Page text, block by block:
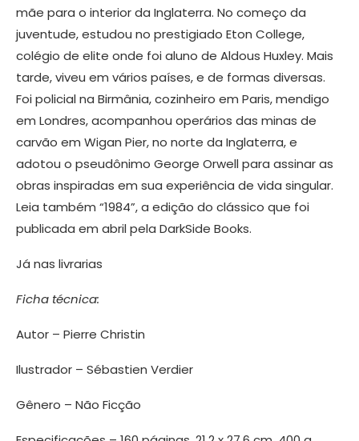
mãe para o interior da Inglaterra. No começo da
juventude, estudou no prestigiado Eton College,
colégio de elite onde foi aluno de Aldous Huxley. Mais
tarde, viveu em vários países, e de formas diversas.
Foi policial na Birmânia, cozinheiro em Paris, mendigo
em Londres, acompanhou operários das minas de
carvão em Wigan Pier, no norte da Inglaterra, e
adotou o pseudônimo George Orwell para assinar as
obras inspiradas em sua experiência de vida singular.
Leia também “1984”, a edição do clássico que foi
publicada em abril pela DarkSide Books.
Já nas livrarias
Ficha técnica:
Autor – Pierre Christin
Ilustrador – Sébastien Verdier
Gênero – Não Ficção